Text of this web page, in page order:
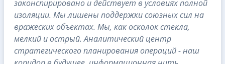
законспирировано и действует в условиях полной
изоляции. Мы лишены поддержки союзных сил на
вражеских объектах. Мы, как осколок стекла,
мелкий и острый. Аналитический центр
стратегического планирования операций - наш